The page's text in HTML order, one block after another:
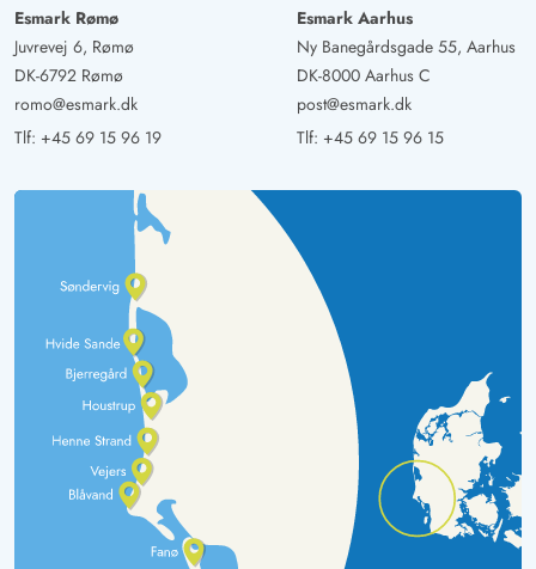
Esmark Rømø
Juvrevej 6, Rømø
DK-6792 Rømø
romo@esmark.dk
Tlf: +45 69 15 96 19
Esmark Aarhus
Ny Banegårdsgade 55, Aarhus
DK-8000 Aarhus C
post@esmark.dk
Tlf: +45 69 15 96 15